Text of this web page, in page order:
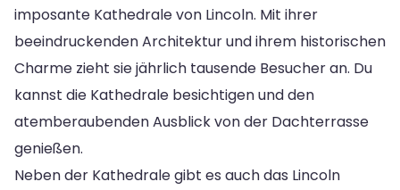
imposante Kathedrale von Lincoln. Mit ihrer
beeindruckenden Architektur und ihrem historischen
Charme zieht sie jährlich tausende Besucher an. Du
kannst die Kathedrale besichtigen und den
atemberaubenden Ausblick von der Dachterrasse
genießen.
Neben der Kathedrale gibt es auch das Lincoln